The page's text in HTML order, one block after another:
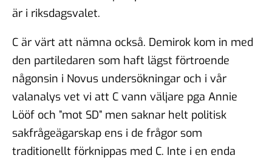
är i riksdagsvalet.
C är värt att nämna också. Demirok kom in med
den partiledaren som haft lägst förtroende
någonsin i Novus undersökningar och i vår
valanalys vet vi att C vann väljare pga Annie
Lööf och ”mot SD” men saknar helt politisk
sakfrågeägarskap ens i de frågor som
traditionellt förknippas med C. Inte i en enda